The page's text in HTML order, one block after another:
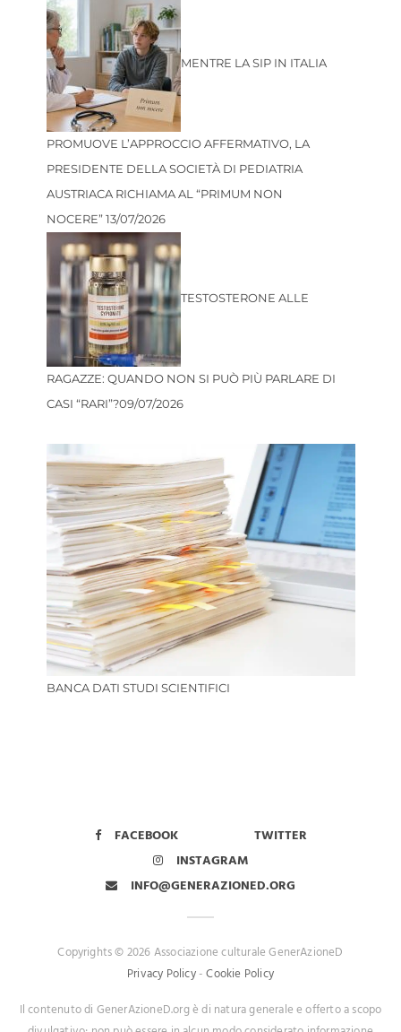
MENTRE LA SIP IN ITALIA
PROMUOVE L’APPROCCIO AFFERMATIVO, LA
PRESIDENTE DELLA SOCIETÀ DI PEDIATRIA
AUSTRIACA RICHIAMA AL “PRIMUM NON
NOCERE”13/07/2026
TESTOSTERONE ALLE
RAGAZZE: QUANDO NON SI PUÒ PIÙ PARLARE DI
CASI “RARI”?09/07/2026
BANCA DATI STUDI SCIENTIFICI
FACEBOOK
TWITTER
INSTAGRAM
INFO@GENERAZIONED.ORG
Copyrights © 2026 Associazione culturale GenerAzioneD
Privacy Policy-Cookie Policy
Il contenuto di GenerAzioneD.org è di natura generale e offerto a scopo